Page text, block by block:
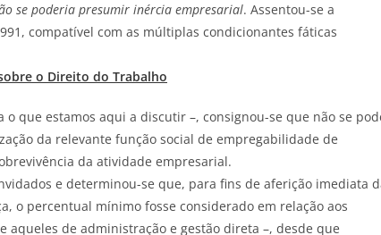
se poderia presumir inércia empresarial. Assentou-se a
compatível com as múltiplas condicionantes fáticas
o Direito do Trabalho
que estamos aqui a discutir –, consignou-se que não se
da relevante função social de empregabilidade de
da atividade empresarial.
e determinou-se que, para fins de aferição imediata
o percentual mínimo fosse considerado em relação aos
de administração e gestão direta –, desde que